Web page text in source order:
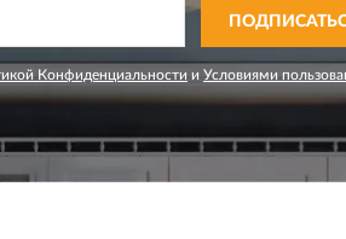
Конфиденциальности и Условиями